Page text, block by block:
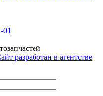
01
разработан в агентстве